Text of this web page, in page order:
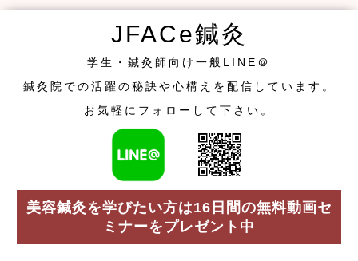
JFACe鍼灸
学生・鍼灸師向け一般LINE＠
鍼灸院での活躍の秘訣や心構えを配信しています。
お気軽にフォローして下さい。
美容鍼灸を学びたい方は16日間の無料動画セ
ミナーをプレゼント中